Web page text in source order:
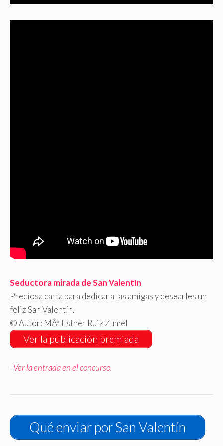
Seductora mirada de San Valentín
Preciosa carta para dedicar a las amigas y desearles un
feliz San Valentín.
© Autor: MÂª Esther Ruiz Zumel
Ver la publicación premiada
–Ver la entrada en el concurso.
Qué enviar por San Valentín